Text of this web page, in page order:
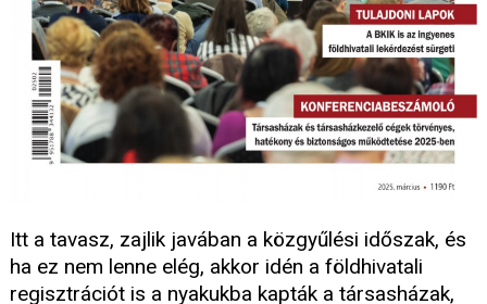
Itt a tavasz, zajlik javában a közgyűlési időszak, és
ha ez nem lenne elég, akkor idén a földhivatali
regisztrációt is a nyakukba kapták a társasházak,